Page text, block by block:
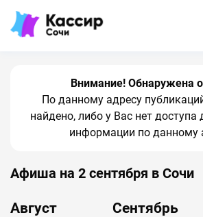
Внимание! Обнаружена
По данному адресу
найдено, либо у Вас нет доступа
информации по данному
Афиша на 2 сентября в Сочи
Август Сентябрь